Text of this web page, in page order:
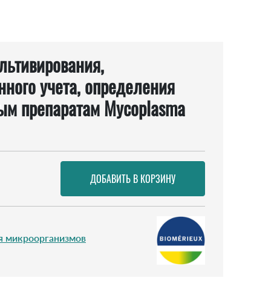
учета, определения
препаратам Mycoplasma
микроорганизмов